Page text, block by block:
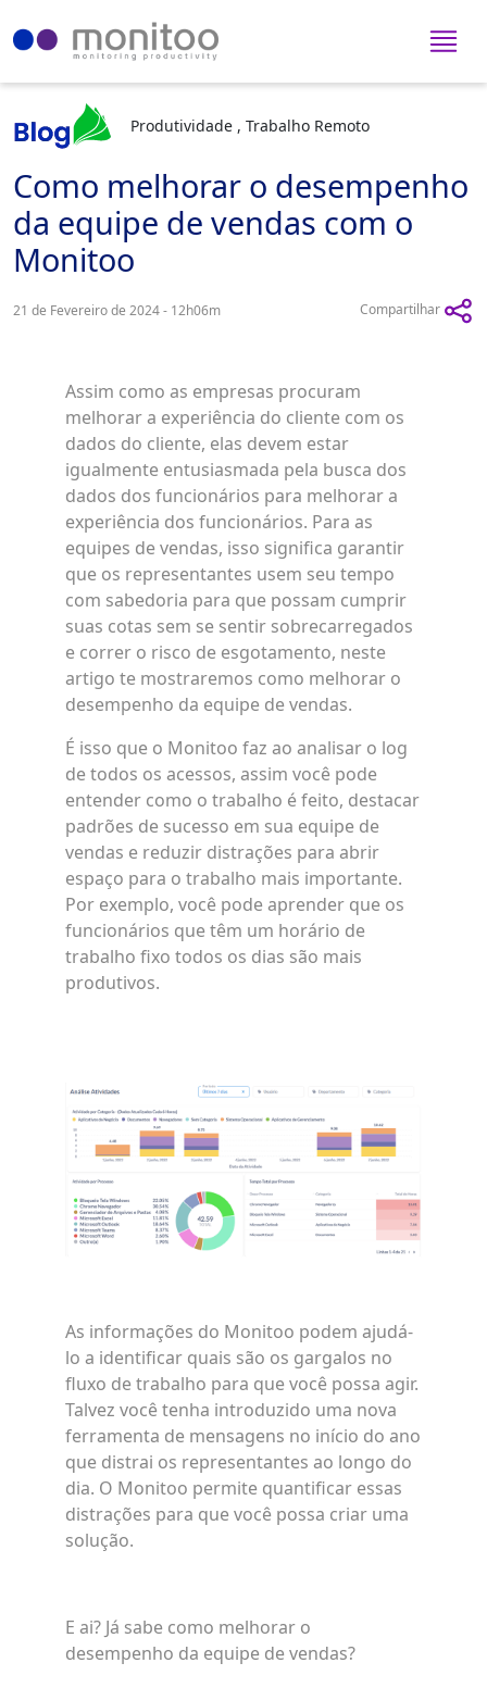
Produtividade , Trabalho Remoto
Como melhorar o desempenho
da equipe de vendas com o
Monitoo
21 de Fevereiro de 2024 - 12h06m Compartilhar
Assim como as empresas procuram
melhorar a experiência do cliente com os
dados do cliente, elas devem estar
igualmente entusiasmada pela busca dos
dados dos funcionários para melhorar a
experiência dos funcionários. Para as
equipes de vendas, isso significa garantir
que os representantes usem seu tempo
com sabedoria para que possam cumprir
suas cotas sem se sentir sobrecarregados
e correr o risco de esgotamento, neste
artigo te mostraremos como melhorar o
desempenho da equipe de vendas.
É isso que o Monitoo faz ao analisar o log
de todos os acessos, assim você pode
entender como o trabalho é feito, destacar
padrões de sucesso em sua equipe de
vendas e reduzir distrações para abrir
espaço para o trabalho mais importante.
Por exemplo, você pode aprender que os
funcionários que têm um horário de
trabalho fixo todos os dias são mais
produtivos.
As informações do Monitoo podem ajudá-
lo a identificar quais são os gargalos no
fluxo de trabalho para que você possa agir.
Talvez você tenha introduzido uma nova
ferramenta de mensagens no início do ano
que distrai os representantes ao longo do
dia. O Monitoo permite quantificar essas
distrações para que você possa criar uma
solução.
E ai? Já sabe como melhorar o
desempenho da equipe de vendas?